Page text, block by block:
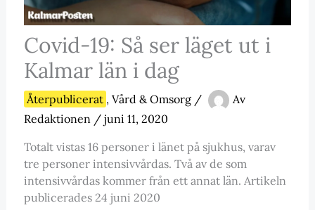
Covid-19: Så ser läget ut i
Kalmar län i dag
Återpublicerat , Vård & Omsorg/
Av
Redaktionen / juni 11, 2020
Totalt vistas 16 personer i länet på sjukhus, varav
tre personer intensivvårdas. Två av de som
intensivvårdas kommer från ett annat län. Artikeln
publicerades 24 juni 2020